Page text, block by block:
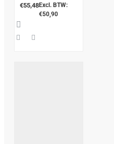
€55,48Excl. BTW:
€50,90